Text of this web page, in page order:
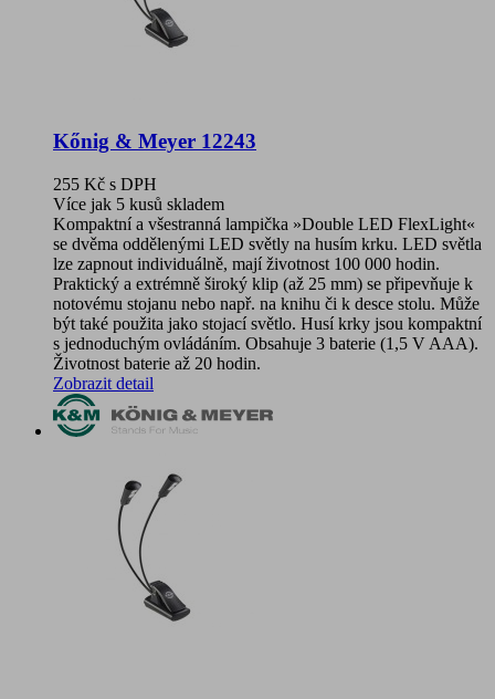
Kőnig & Meyer 12243
255 Kč s DPH
Více jak 5 kusů skladem
Kompaktní a všestranná lampička »Double LED FlexLight«
se dvěma oddělenými LED světly na husím krku. LED světla
lze zapnout individuálně, mají životnost 100 000 hodin.
Praktický a extrémně široký klip (až 25 mm) se připevňuje k
notovému stojanu nebo např. na knihu či k desce stolu. Může
být také použita jako stojací světlo. Husí krky jsou kompaktní
s jednoduchým ovládáním. Obsahuje 3 baterie (1,5 V AAA).
Životnost baterie až 20 hodin.
Zobrazit detail